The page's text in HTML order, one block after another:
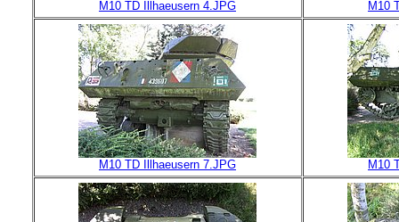
M10 TD Illhaeusern 4.JPG M10
M10 TD Illhaeusern 7.JPG M10